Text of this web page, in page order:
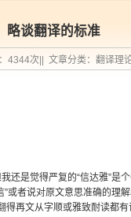
略谈翻译的标准
4344次|| 文章分类：翻译理
是觉得严复的“信达雅”是
或者说对原文意思准确的理
再文从字顺或雅致耐读都